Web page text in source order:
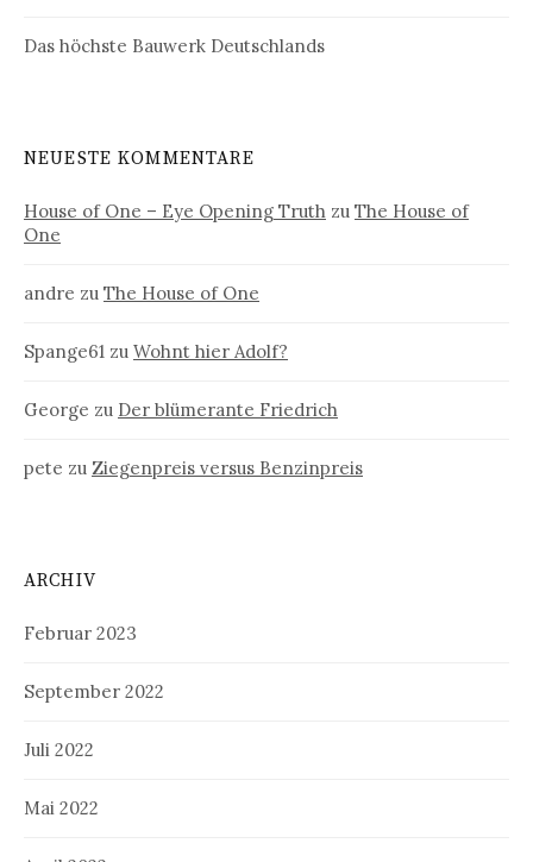
Das höchste Bauwerk Deutschlands
NEUESTE KOMMENTARE
House of One – Eye Opening Truth zu The House of
One
andre zu The House of One
Spange61 zu Wohnt hier Adolf?
George zu Der blümerante Friedrich
pete zu Ziegenpreis versus Benzinpreis
ARCHIV
Februar 2023
September 2022
Juli 2022
Mai 2022